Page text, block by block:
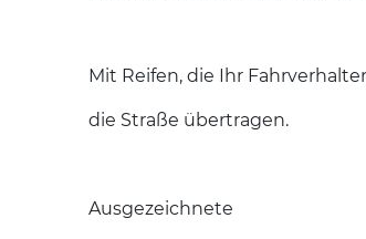
Mit Reifen, die Ihr
die Straße übertragen.
Ausgezeichnete